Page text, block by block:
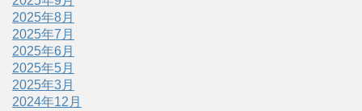
2025年8月
2025年7月
2025年6月
2025年5月
2025年3月
2024年12月